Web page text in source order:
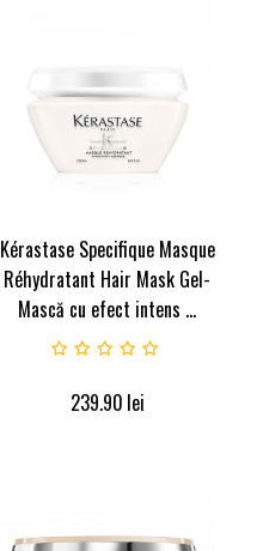
Kérastase Specifique Masque
Réhydratant Hair Mask Gel-
Mască cu efect intens ...
239.90 lei